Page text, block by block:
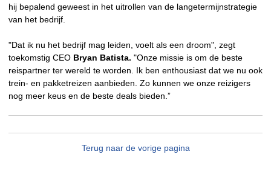
hij bepalend geweest in het uitrollen van de langetermijnstrategie
van het bedrijf.
"Dat ik nu het bedrijf mag leiden, voelt als een droom", zegt
toekomstig CEO Bryan Batista. "Onze missie is om de beste
reispartner ter wereld te worden. Ik ben enthousiast dat we nu ook
trein- en pakketreizen aanbieden. Zo kunnen we onze reizigers
nog meer keus en de beste deals bieden.”
Terug naar de vorige pagina